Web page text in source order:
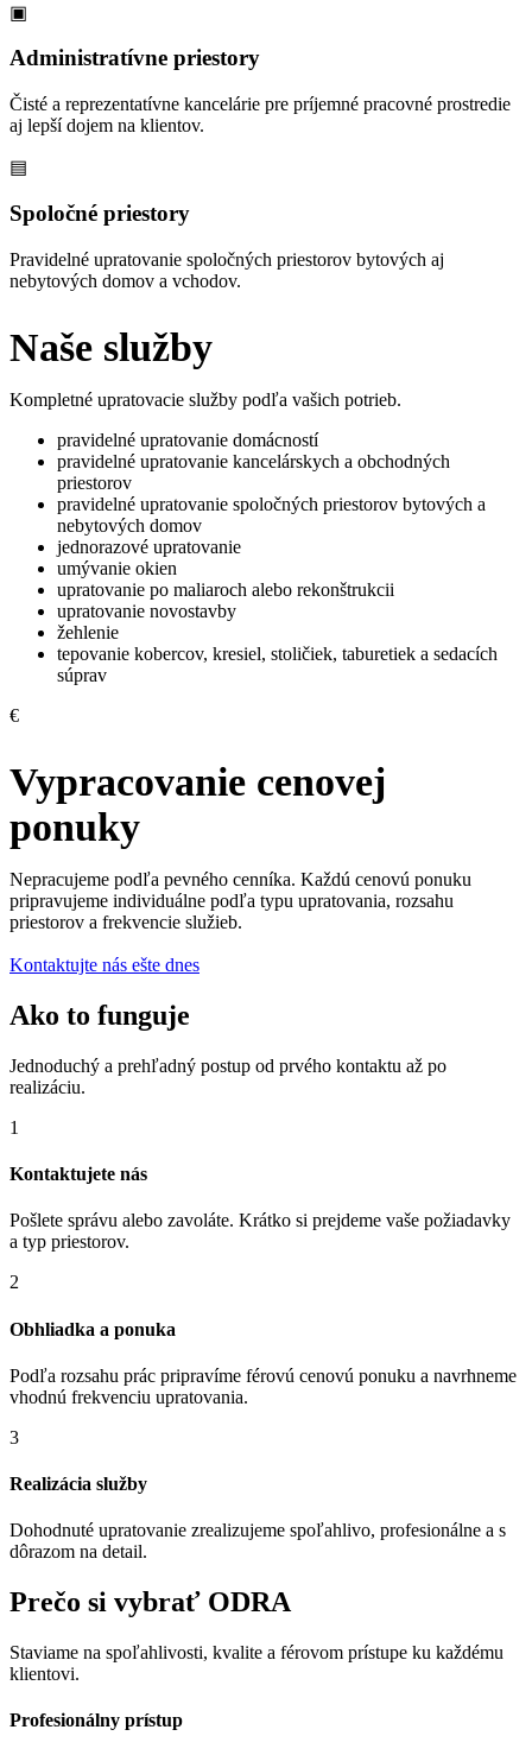
▣
Administratívne priestory
Čisté a reprezentatívne kancelárie pre príjemné pracovné prostredie
aj lepší dojem na klientov.
▤
Spoločné priestory
Pravidelné upratovanie spoločných priestorov bytových aj
nebytových domov a vchodov.
Naše služby
Kompletné upratovacie služby podľa vašich potrieb.
pravidelné upratovanie domácností
pravidelné upratovanie kancelárskych a obchodných
priestorov
pravidelné upratovanie spoločných priestorov bytových a
nebytových domov
jednorazové upratovanie
umývanie okien
upratovanie po maliaroch alebo rekonštrukcii
upratovanie novostavby
žehlenie
tepovanie kobercov, kresiel, stoličiek, taburetiek a sedacích
súprav
€
Vypracovanie cenovej
ponuky
Nepracujeme podľa pevného cenníka. Každú cenovú ponuku
pripravujeme individuálne podľa typu upratovania, rozsahu
priestorov a frekvencie služieb.
Kontaktujte nás ešte dnes
Ako to funguje
Jednoduchý a prehľadný postup od prvého kontaktu až po
realizáciu.
1
Kontaktujete nás
Pošlete správu alebo zavoláte. Krátko si prejdeme vaše požiadavky
a typ priestorov.
2
Obhliadka a ponuka
Podľa rozsahu prác pripravíme férovú cenovú ponuku a navrhneme
vhodnú frekvenciu upratovania.
3
Realizácia služby
Dohodnuté upratovanie zrealizujeme spoľahlivo, profesionálne a s
dôrazom na detail.
Prečo si vybrať ODRA
Staviame na spoľahlivosti, kvalite a férovom prístupe ku každému
klientovi.
Profesionálny prístup